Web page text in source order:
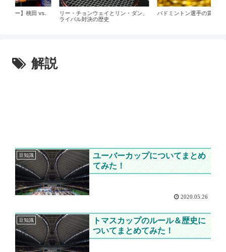
バドミントン選手の賞金は低い？
バドミントンルールの改正！チャレ
解説
豆知識
ユーバーカップについてまとめ
てみた！
2020.05.26
豆知識
トマスカップのルール＆歴史に
ついてまとめてみた！